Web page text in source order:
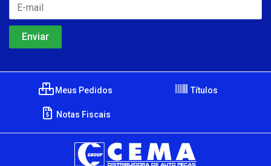
Meus Pedidos Títulos
Notas Fiscais